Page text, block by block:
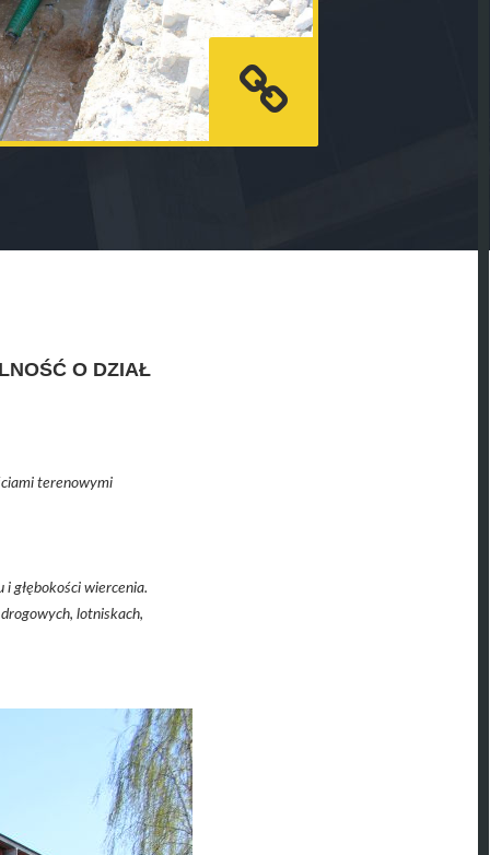
O DZIAŁ
terenowymi
głębokości wiercenia.
lotniskach,